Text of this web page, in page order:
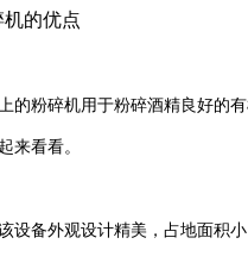
粉碎机用于粉碎酒精良好的
来看看。
备外观设计精美，占地面积